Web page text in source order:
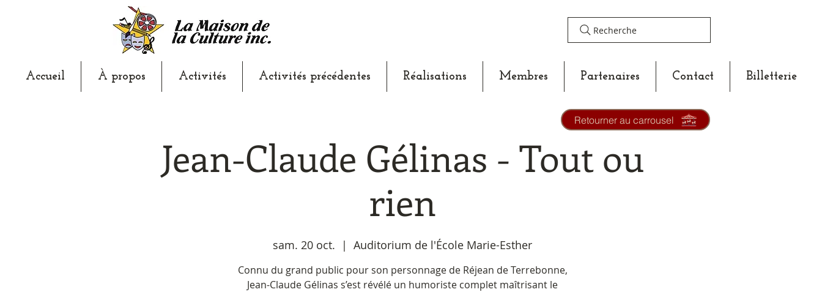
Recherche
Accueil À propos Activités Activités précédentes Réalisations Membres Partenaires Contact Billetterie
Jean-Claude Gélinas - Tout ou
rien
sam. 20 oct.
  |
Auditorium de l'École Marie-Esther
Connu du grand public pour son personnage de Réjean de Terrebonne,
Jean-Claude Gélinas s’est révélé un humoriste complet maîtrisant le
Retourner au carrousel